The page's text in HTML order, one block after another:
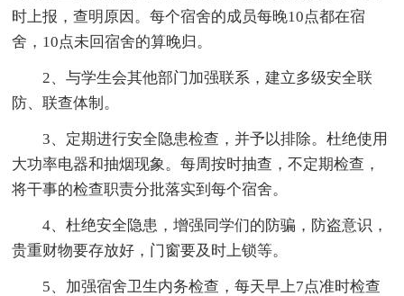
时上报，查明原因。每个宿舍的成员每晚10点都在宿
舍，10点未回宿舍的算晚归。
2、与学生会其他部门加强联系，建立多级安全联
防、联查体制。
3、定期进行安全隐患检查，并予以排除。杜绝使用
大功率电器和抽烟现象。每周按时抽查，不定期检查，
将干事的检查职责分批落实到每个宿舍。
4、杜绝安全隐患，增强同学们的防骗，防盗意识，
贵重财物要存放好，门窗要及时上锁等。
5、加强宿舍卫生内务检查，每天早上7点准时检查